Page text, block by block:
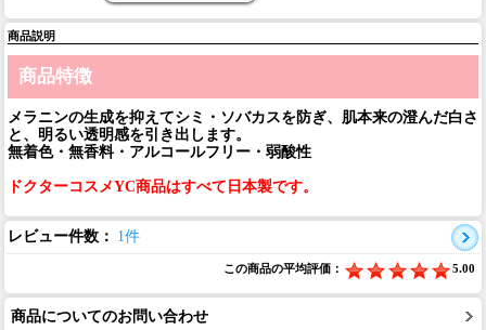
商品説明
商品特徴
メラニンの生成を抑えてシミ・ソバカスを防ぎ、肌本来の澄んだ白さ
と、明るい透明感を引き出します。
無着色・無香料・アルコールフリー・弱酸性
ドクターコスメYC商品はすべて日本製です。
レビュー件数： 1件
この商品の平均評価： 5.00
商品についてのお問い合わせ